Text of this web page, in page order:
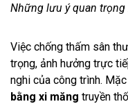
Những lưu ý quan
Việc chống thấm sân
trọng, ảnh hưởng trực
nghi của công trình.
bằng xi măng truyền